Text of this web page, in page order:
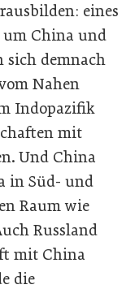
eines
um China und
sich demnach
Nahen
Indopazifik
mit
Und China
in Süd- und
Raum wie
Russland
mit China
die